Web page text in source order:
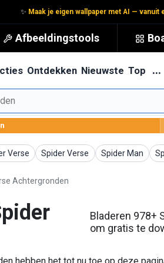
✨ Maak je eigen wallpaper met AI — vanuit
Afbeeldingstools
Ontdekken Nieuwste Top …
Verse Spider Verse
Achtergronden Spider Man
Achtergronden
Achtergronden
Bladeren 978+
om gratis te